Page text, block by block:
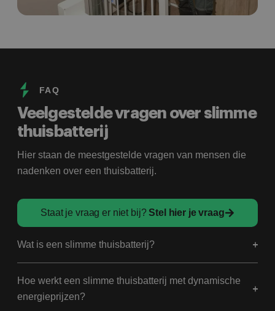
FAQ
Veelgestelde vragen over slimme
thuisbatterij
Hier staan de meestgestelde vragen van mensen die
nadenken over een thuisbatterij.
Staat je vraag er niet bij?Stel hier je vraag
Wat is een slimme thuisbatterij?
Hoe werkt een slimme thuisbatterij met dynamische
energieprijzen?